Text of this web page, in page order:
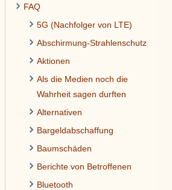
FAQ
5G (Nachfolger von LTE)
Abschirmung-Strahlenschutz
Aktionen
Als die Medien noch die
Wahrheit sagen durften
Alternativen
Bargeldabschaffung
Baumschäden
Berichte von Betroffenen
Bluetooth